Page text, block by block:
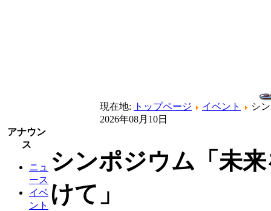
現在地: トップページ イベント
シ
2026年08月10日
アナウン
ス
ニュ
ース
イベ
ント
シンポジウム「未
けて」